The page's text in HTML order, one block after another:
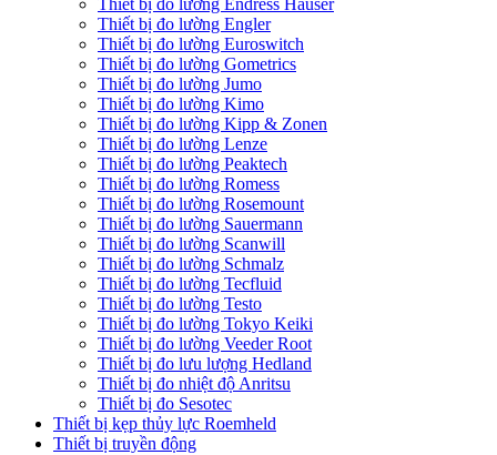
Thiết bị đo lường Endress Hauser
Thiết bị đo lường Engler
Thiết bị đo lường Euroswitch
Thiết bị đo lường Gometrics
Thiết bị đo lường Jumo
Thiết bị đo lường Kimo
Thiết bị đo lường Kipp & Zonen
Thiết bị đo lường Lenze
Thiết bị đo lường Peaktech
Thiết bị đo lường Romess
Thiết bị đo lường Rosemount
Thiết bị đo lường Sauermann
Thiết bị đo lường Scanwill
Thiết bị đo lường Schmalz
Thiết bị đo lường Tecfluid
Thiết bị đo lường Testo
Thiết bị đo lường Tokyo Keiki
Thiết bị đo lường Veeder Root
Thiết bị đo lưu lượng Hedland
Thiết bị đo nhiệt độ Anritsu
Thiết bị đo Sesotec
Thiết bị kẹp thủy lực Roemheld
Thiết bị truyền động